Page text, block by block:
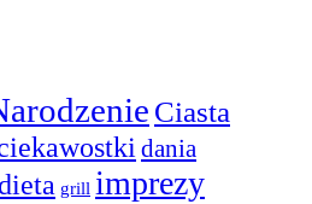
Ciasta
dania
grill imprezy